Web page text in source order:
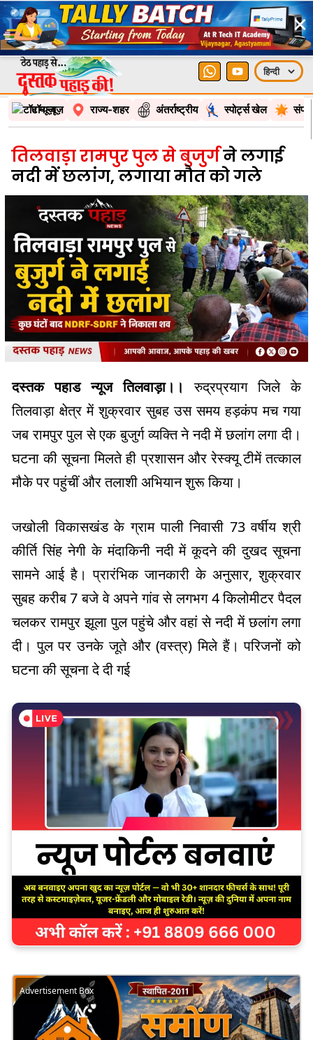
×
टॉप न्यूज़ राज्य-शहर अंतर्राष्ट्रीय स्पोर्ट्स खेल
तिलवाड़ा रामपुर पुल से बुजुर्गने लगाई
नदी में छलांग, लगाया मौत को गले
दस्तक पहाड न्यूज तिलवाड़ा।।रुद्रप्रयाग जिले के
तिलवाड़ा क्षेत्र में शुक्रवार सुबह उस समय हड़कंप मच गया
जब रामपुर पुल से एक बुजुर्ग व्यक्ति ने नदी में छलांग लगा दी।
घटना की सूचना मिलते ही प्रशासन और रेस्क्यू टीमें तत्काल
मौके पर पहुंचीं और तलाशी अभियान शुरू किया।
जखोली विकासखंड के ग्राम पाली निवासी 73 वर्षीय श्री
कीर्ति सिंह नेगी के मंदाकिनी नदी में कूदने की दुखद सूचना
सामने आई है। प्रारंभिक जानकारी के अनुसार, शुक्रवार
सुबह करीब 7 बजे वे अपने गांव से लगभग 4 किलोमीटर पैदल
चलकर रामपुर झूला पुल पहुंचे और वहां से नदी में छलांग लगा
दी। पुल पर उनके जूते और (वस्त्र) मिले हैं। परिजनों को
घटना की सूचना दे दी गई
Advertisement Box